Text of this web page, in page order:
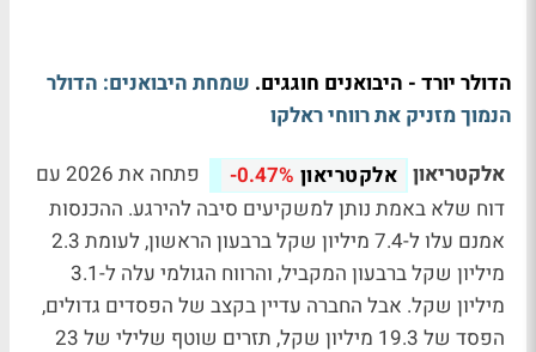
הדולר יורד - היבואנים חוגגים. שמחת היבואנים: הדולר
הנמוך מזניק את רווחי ראלקו
אלקטריאון אלקטריאון -0.47%
פתחה את 2026 עם
דוח שלא באמת נותן למשקיעים סיבה להירגע. ההכנסות
אמנם עלו ל-7.4 מיליון שקל ברבעון הראשון, לעומת 2.3
מיליון שקל ברבעון המקביל, והרווח הגולמי עלה ל-3.1
מיליון שקל. אבל החברה עדיין בקצב של הפסדים גדולים,
הפסד של 19.3 מיליון שקל, תזרים שוטף שלילי של 23